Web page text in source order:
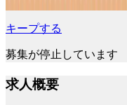
キープする
募集が停止しています
求人概要